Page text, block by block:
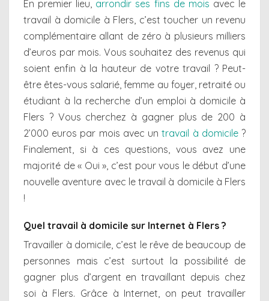
En premier lieu, arrondir ses fins de mois avec le
travail à domicile à Flers, c’est toucher un revenu
complémentaire allant de zéro à plusieurs milliers
d’euros par mois. Vous souhaitez des revenus qui
soient enfin à la hauteur de votre travail ? Peut-
être êtes-vous salarié, femme au foyer, retraité ou
étudiant à la recherche d’un emploi à domicile à
Flers ? Vous cherchez à gagner plus de 200 à
2’000 euros par mois avec untravail à domicile?
Finalement, si à ces questions, vous avez une
majorité de « Oui », c’est pour vous le début d’une
nouvelle aventure avec le travail à domicile à Flers
!
Quel travail à domicile sur Internet à Flers ?
Travailler à domicile, c’est le rêve de beaucoup de
personnes mais c’est surtout la possibilité de
gagner plus d’argent en travaillant depuis chez
soi à Flers. Grâce à Internet, on peut travailler